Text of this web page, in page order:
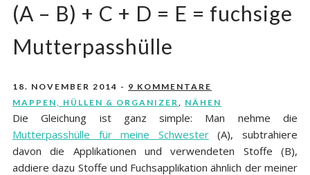
(A – B) + C + D = E = fuchsige
Mutterpasshülle
18. NOVEMBER 2014 - 9 KOMMENTARE
MAPPEN, HÜLLEN & ORGANIZER
NÄHEN
Die Gleichung ist ganz simple: Man nehme die
Mutterpasshülle für meine Schwester(A), subtrahiere
davon die Applikationen und verwendeten Stoffe (B),
addiere dazu Stoffe und Fuchsapplikation ähnlich der meiner